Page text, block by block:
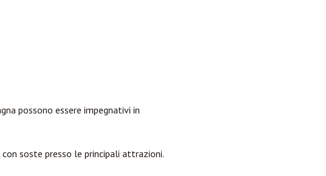
possono essere impegnativi in
soste presso le principali attrazioni.